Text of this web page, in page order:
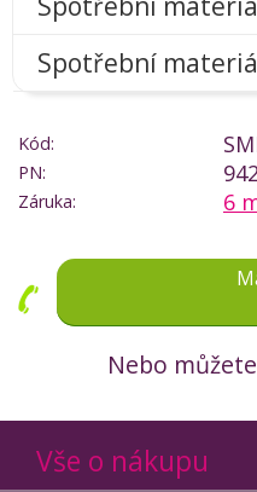
Spotřební
Kód:
PN:
Záruka: 6
Nebo
Vše o nákupu